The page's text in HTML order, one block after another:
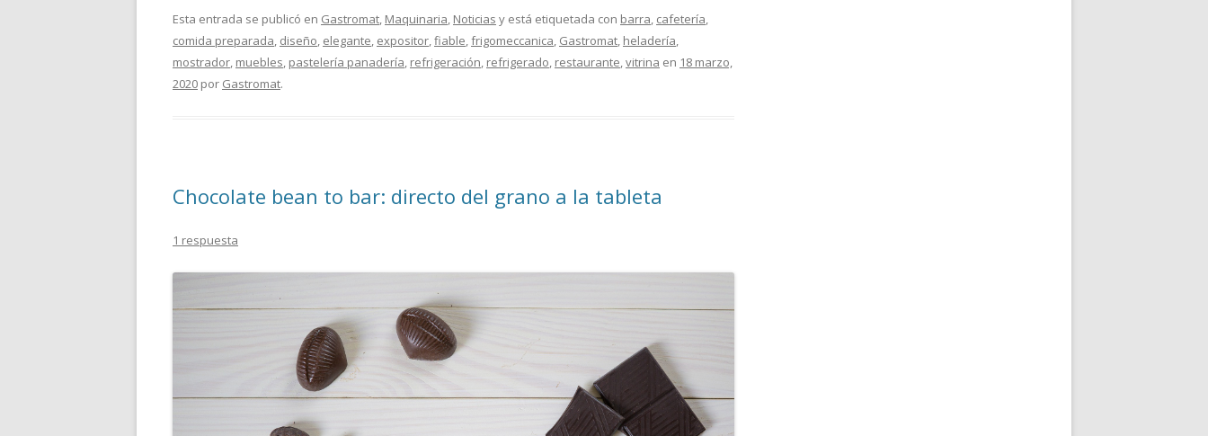
Esta entrada se publicó en Gastromat, Maquinaria, Noticias y está etiquetada con barra, cafetería,
comida preparada, diseño, elegante, expositor,fiable,frigomeccanica, Gastromat, heladería,
mostrador, muebles, pastelería panadería, refrigeración, refrigerado, restaurante,vitrina en 18 marzo,
2020 por Gastromat.
Chocolate bean to bar: directo del grano a la tableta
1 respuesta